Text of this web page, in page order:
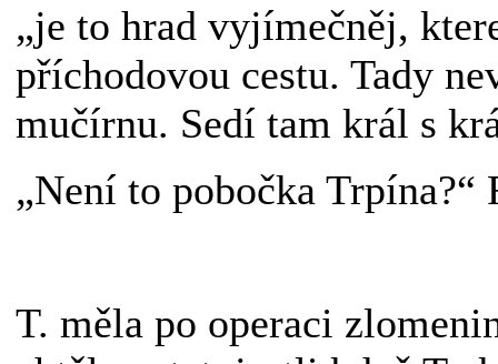
„je to hrad vyjímečněj,
příchodovou cestu. Tady
mučírnu. Sedí tam král s
„Není to pobočka Trpína?“
T. měla po operaci